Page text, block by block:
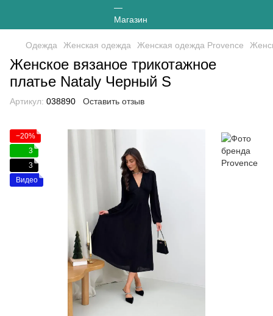
Одежда Женская одежда Женская одежда Provence
Женское вязаное трикотажное
платье Nataly Черный S
Артикул: 038890 Оставить отзыв
−20%
3
3
Видео